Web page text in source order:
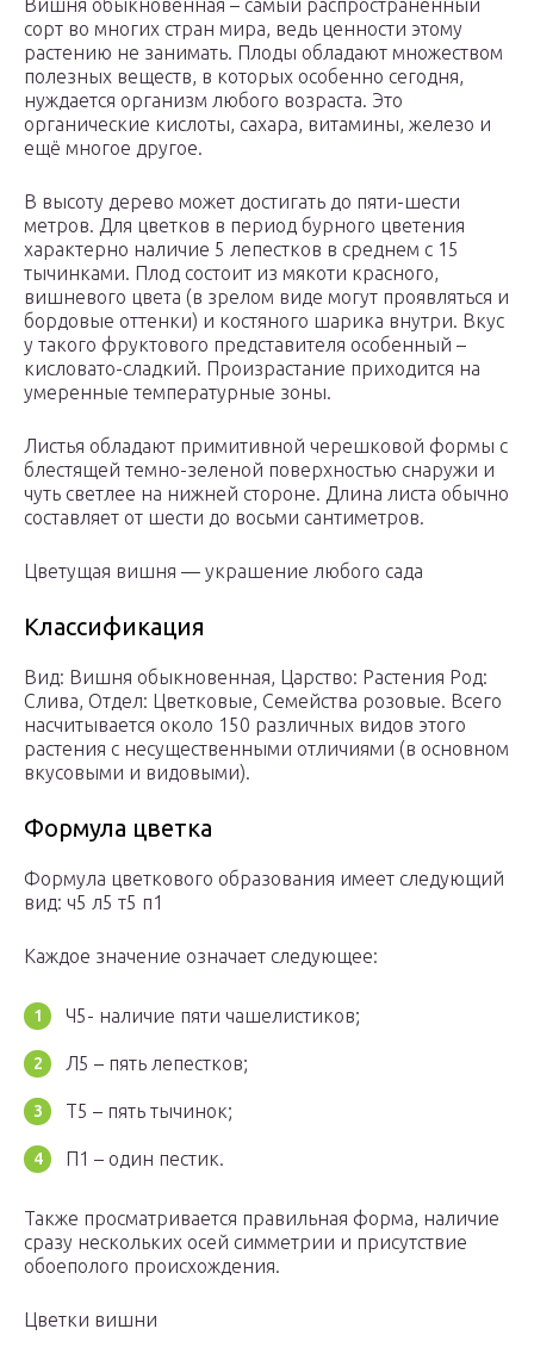
Вишня обыкновенная – самый распространенный
сорт во многих стран мира, ведь ценности этому
растению не занимать. Плоды обладают множеством
полезных веществ, в которых особенно сегодня,
нуждается организм любого возраста. Это
органические кислоты, сахара, витамины, железо и
ещё многое другое.
В высоту дерево может достигать до пяти-шести
метров. Для цветков в период бурного цветения
характерно наличие 5 лепестков в среднем с 15
тычинками. Плод состоит из мякоти красного,
вишневого цвета (в зрелом виде могут проявляться и
бордовые оттенки) и костяного шарика внутри. Вкус
у такого фруктового представителя особенный –
кисловато-сладкий. Произрастание приходится на
умеренные температурные зоны.
Листья обладают примитивной черешковой формы с
блестящей темно-зеленой поверхностью снаружи и
чуть светлее на нижней стороне. Длина листа обычно
составляет от шести до восьми сантиметров.
Цветущая вишня — украшение любого сада
Классификация
Вид: Вишня обыкновенная, Царство: Растения Род:
Слива, Отдел: Цветковые, Семейства розовые. Всего
насчитывается около 150 различных видов этого
растения с несущественными отличиями (в основном
вкусовыми и видовыми).
Формула цветка
Формула цветкового образования имеет следующий
вид: ч5 л5 т5 п1
Каждое значение означает следующее:
Ч5- наличие пяти чашелистиков;
Л5 – пять лепестков;
Т5 – пять тычинок;
П1 – один пестик.
Также просматривается правильная форма, наличие
сразу нескольких осей симметрии и присутствие
обоеполого происхождения.
Цветки вишни